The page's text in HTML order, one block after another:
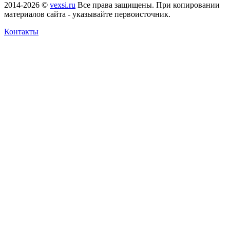
2014-2026 © vexsi.ru Все права защищены. При копировании
материалов сайта - указывайте первоисточник.
Контакты